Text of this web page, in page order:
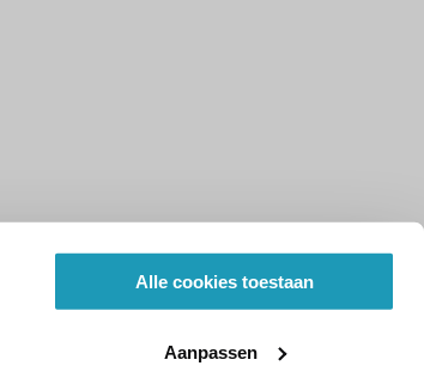
Alle cookies toestaan
Aanpassen